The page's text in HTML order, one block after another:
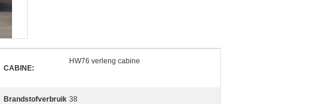
CABINE:
HW76 verleng cabine
Brandstofverbruik 38